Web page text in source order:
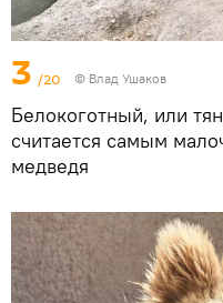
3 /20 © Влад Ушаков
Белокоготный, или
считается самым
медведя